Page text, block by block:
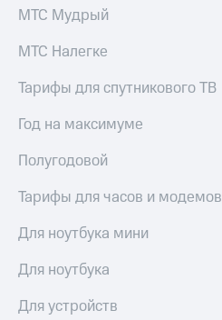
Домашний
ТВ
Спутниковое
телефон
Перейти
в МТС
со своим
номером
МТС
Premium
Подписка
на гигабайты
интернета,
музыка
и многое
другое
Семейная
на тарифы,
общие
подписки
МТС Мудрый
МТС Налегке
Тарифы для спутникового ТВ
Год на максимуме
Полугодовой
Тарифы для часов и модемов
Для ноутбука мини
Для ноутбука
Для устройств